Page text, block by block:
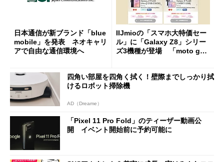
日本通信が新ブランド「blue
mobile」を発表 ネオキャリ
アで自由な通信環境へ
IIJmioの「スマホ大特価セー
ル」に「Galaxy Z8」シリー
ズ3機種が登場 「moto g37
四角い部屋を四角く拭く！壁際までしっかり拭
けるロボット掃除機
AD（Dreame）
「Pixel 11 Pro Fold」のティーザー動画公
開 イベント開始前に予約可能に